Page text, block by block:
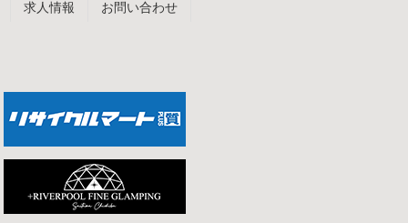
求人情報 お問い合わせ